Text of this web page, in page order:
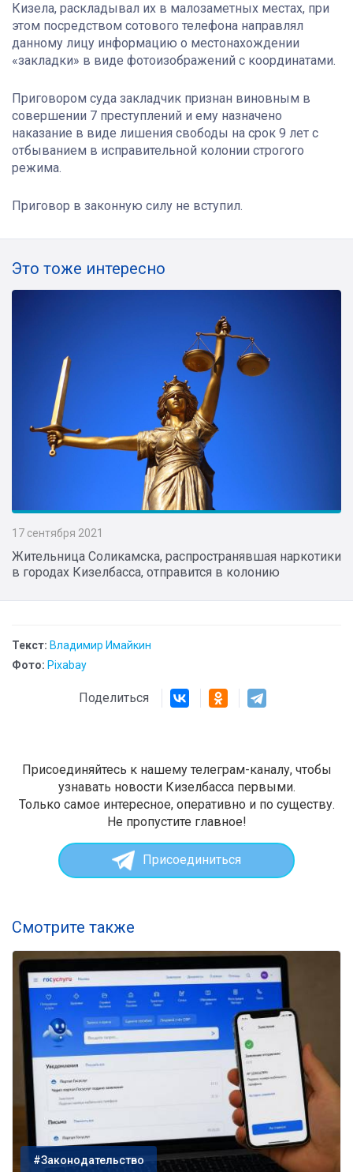
Кизела, раскладывал их в малозаметных местах, при
этом посредством сотового телефона направлял
данному лицу информацию о местонахождении
«закладки» в виде фотоизображений с координатами.
Приговором суда закладчик признан виновным в
совершении 7 преступлений и ему назначено
наказание в виде лишения свободы на срок 9 лет с
отбыванием в исправительной колонии строгого
режима.
Приговор в законную силу не вступил.
Это тоже интересно
17 сентября 2021
Жительница Соликамска, распространявшая наркотики
в городах Кизелбасса, отправится в колонию
Текст: Владимир Имайкин
Фото: Pixabay
Поделиться
Присоединяйтесь к нашему телеграм-каналу, чтобы
узнавать новости Кизелбасса первыми.
Только самое интересное, оперативно и по существу.
Не пропустите главное!
Присоединиться
Смотрите также
#Законодательство